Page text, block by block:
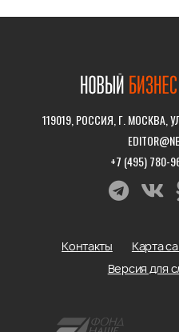
119019, РОССИЯ, Г. МОСКВА,
+7 (495) 780-
Контакты Карта
Версия для